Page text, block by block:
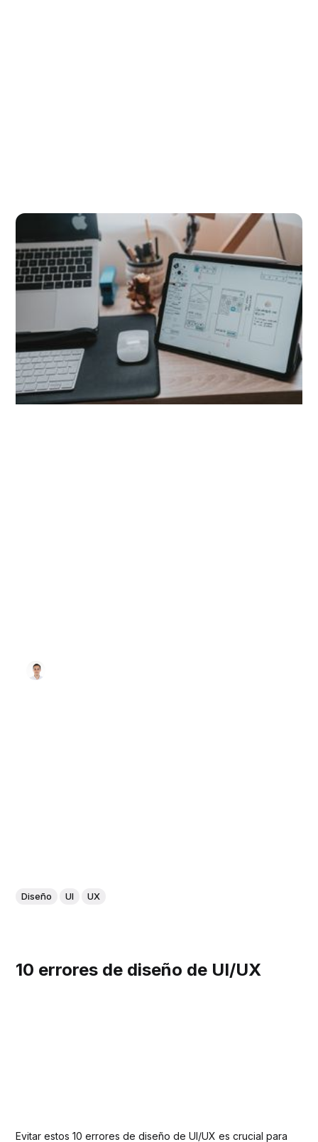
Diseño UI UX
10 errores de diseño de UI/UX
Evitar estos 10 errores de diseño de UI/UX es crucial para